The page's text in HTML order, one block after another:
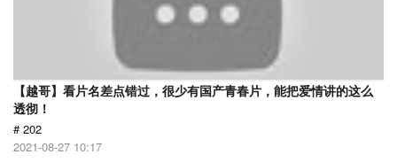
【越哥】看片名差点错过，很少有国产青春片，能把爱情讲的这么
透彻！
# 202
2021-08-27 10:17